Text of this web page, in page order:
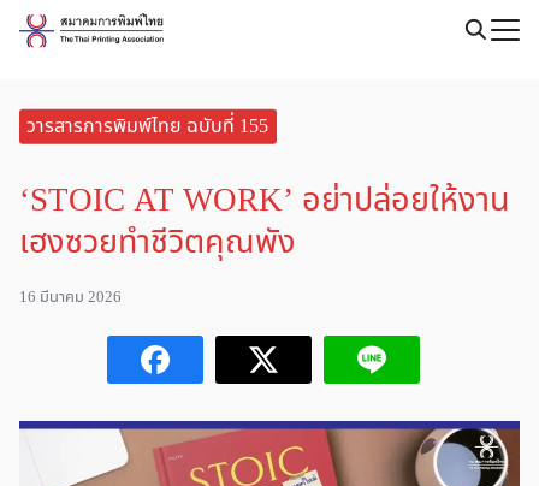
Skip
วารสารการพิมพ์ไทย ฉบับที่ 155
‘STOIC AT WORK’ อย่าปล่อยให้งาน
เฮงซวยทำชีวิตคุณพัง
16 มีนาคม 2026